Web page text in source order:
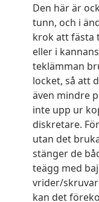
Den här är
tunn, och i
krok att fästa
eller i
teklämman
locket, så att
även mindre
inte upp ur
diskretare.
utan det
stänger de
teägg med
vrider/
kan det